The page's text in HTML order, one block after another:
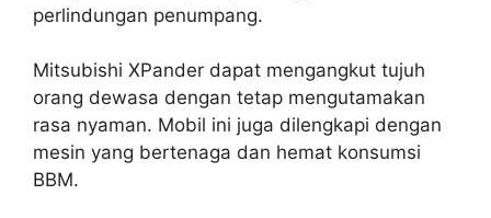
perlindungan penumpang.
Mitsubishi XPander dapat mengangkut tujuh
orang dewasa dengan tetap mengutamakan
rasa nyaman. Mobil ini juga dilengkapi dengan
mesin yang bertenaga dan hemat konsumsi
BBM.